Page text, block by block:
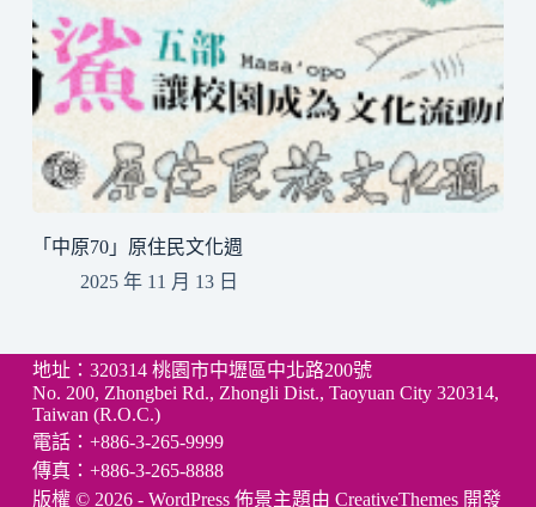
「中原70」原住民文化週
2025 年 11 月 13 日
地址：320314 桃園市中壢區中北路200號
No. 200, Zhongbei Rd., Zhongli Dist., Taoyuan City 320314,
Taiwan (R.O.C.)
電話：+886-3-265-9999
傳真：+886-3-265-8888
版權 © 2026 - WordPress 佈景主題由 CreativeThemes開發